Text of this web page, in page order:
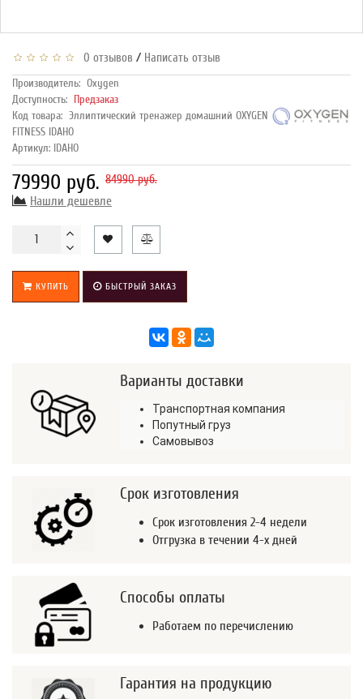
0 отзывов / Написать отзыв
Производитель: Oxygen
Доступность: Предзаказ
Код товара: Эллиптический тренажер домашний OXYGEN
FITNESS IDAHO
Артикул: IDAHO
79990 руб. 84990 руб.
Нашли дешевле
КУПИТЬ БЫСТРЫЙ ЗАКАЗ
Варианты доставки
Транспортная компания
Попутный груз
Самовывоз
Срок изготовления
Срок изготовления 2-4 недели
Отгрузка в течении 4-х дней
Способы оплаты
Работаем по перечислению
Гарантия на продукцию